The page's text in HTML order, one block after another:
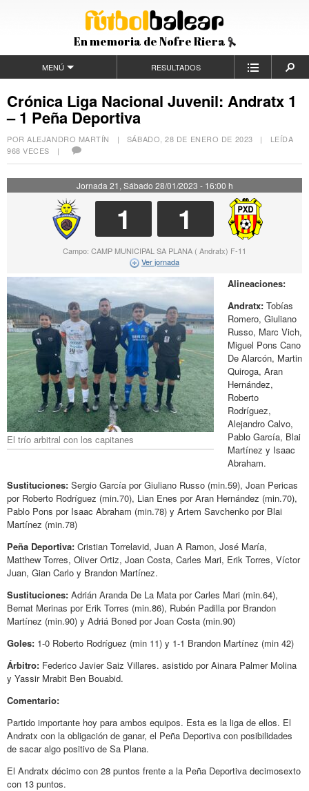
En memoria de Nofre Riera
MENÚ RESULTADOS
Crónica Liga Nacional Juvenil: Andratx 1
– 1 Peña Deportiva
POR ALEJANDRO MARTÍN | SÁBADO, 28 DE ENERO DE 2023 | LEÍDA
968 VECES |
Jornada 21, Sábado 28/01/2023 - 16:00 h
1 1
Campo: CAMP MUNICIPAL SA PLANA ( Andratx) F-11
Ver jornada
El trío arbitral con los capitanes
Alineaciones:
Andratx: Tobías
Romero, Giuliano
Russo, Marc Vich,
Miguel Pons Cano
De Alarcón, Martin
Quiroga, Aran
Hernández,
Roberto
Rodríguez,
Alejandro Calvo,
Pablo García, Blai
Martínez y Isaac
Abraham.
Sustituciones: Sergio García por Giuliano Russo (min.59), Joan Pericas
por Roberto Rodríguez (min.70), Lian Enes por Aran Hernández (min.70),
Pablo Pons por Isaac Abraham (min.78) y Artem Savchenko por Blai
Martínez (min.78)
Peña Deportiva: Cristian Torrelavid, Juan A Ramon, José María,
Matthew Torres, Oliver Ortiz, Joan Costa, Carles Mari, Erik Torres, Víctor
Juan, Gian Carlo y Brandon Martínez.
Sustituciones: Adrián Aranda De La Mata por Carles Mari (min.64),
Bernat Merinas por Erik Torres (min.86), Rubén Padilla por Brandon
Martínez (min.90) y Adriá Boned por Joan Costa (min.90)
Goles: 1-0 Roberto Rodríguez (min 11) y 1-1 Brandon Martínez (min 42)
Árbitro: Federico Javier Saiz Villares. asistido por Ainara Palmer Molina
y Yassir Mrabit Ben Bouabid.
Comentario:
Partido importante hoy para ambos equipos. Esta es la liga de ellos. El
Andratx con la obligación de ganar, el Peña Deportiva con posibilidades
de sacar algo positivo de Sa Plana.
El Andratx décimo con 28 puntos frente a la Peña Deportiva decimosexto
con 13 puntos.